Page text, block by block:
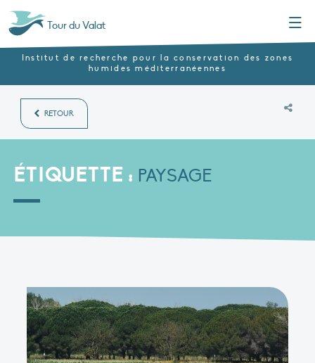
Tour du Valat
Institut de recherche pour la conservation des zones
humides méditerranéennes
RETOUR
ÉTIQUETTE : PAYSAGE